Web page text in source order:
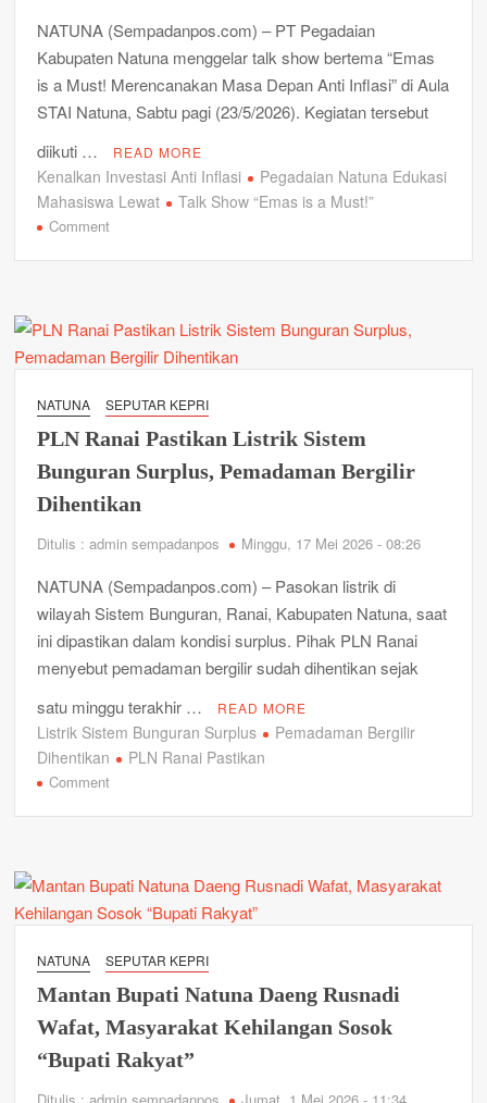
NATUNA (Sempadanpos.com) – PT Pegadaian
Kabupaten Natuna menggelar talk show bertema “Emas
is a Must! Merencanakan Masa Depan Anti Inflasi” di Aula
STAI Natuna, Sabtu pagi (23/5/2026). Kegiatan tersebut
diikuti …
READ MORE
Kenalkan Investasi Anti Inflasi
Pegadaian Natuna Edukasi
Mahasiswa Lewat
Talk Show “Emas is a Must!”
Commenton
Mahasiswa
Talk
“Emas
is
a
Kenalkan
Investasi
Inflasi
NATUNA SEPUTAR KEPRI
PLN Ranai Pastikan Listrik Sistem
Bunguran Surplus, Pemadaman Bergilir
Dihentikan
Ditulis : admin sempadanpos Minggu, 17 Mei 2026 - 08:26
NATUNA (Sempadanpos.com) – Pasokan listrik di
wilayah Sistem Bunguran, Ranai, Kabupaten Natuna, saat
ini dipastikan dalam kondisi surplus. Pihak PLN Ranai
menyebut pemadaman bergilir sudah dihentikan sejak
satu minggu terakhir …
READ MORE
Listrik Sistem Bunguran Surplus
Pemadaman Bergilir
Dihentikan
PLN Ranai Pastikan
Commenton
Listrik
Sistem
Bunguran
Pemadaman
Bergilir
Dihentikan
NATUNA SEPUTAR KEPRI
Mantan Bupati Natuna Daeng Rusnadi
Wafat, Masyarakat Kehilangan Sosok
“Bupati Rakyat”